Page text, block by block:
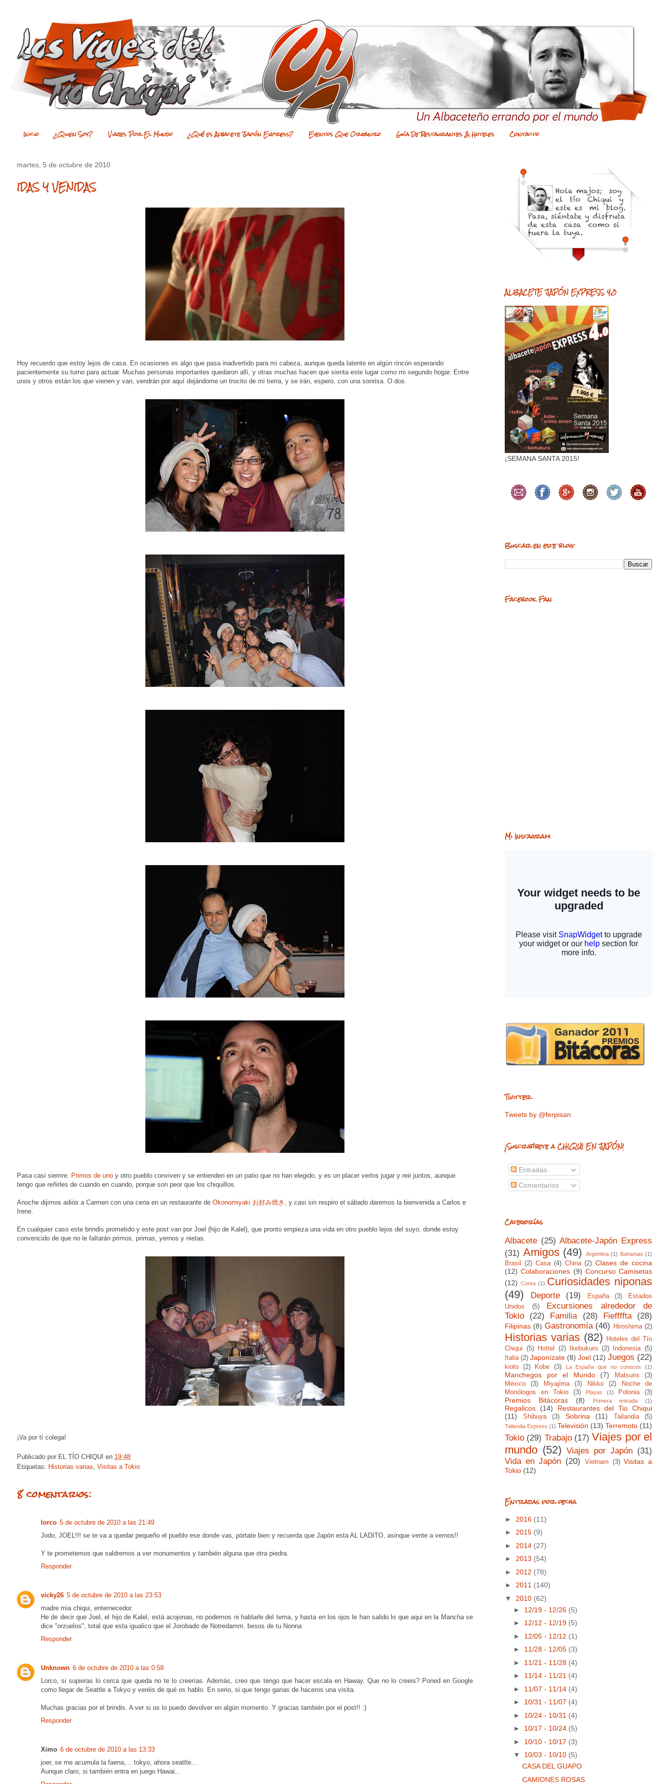
Inicio ¿Quien Soy? Viajes Por El Mundo ¿Qué es Albacete Japón Express? Eventos Que Organizo Guía De Restaurantes & Hoteles Contacto
martes, 5 de octubre de 2010
IDAS Y VENIDAS
Hoy recuerdo que estoy lejos de casa. En ocasiones es algo que pasa inadvertido para mi cabeza, aunque queda latente en algún rincón esperando
pacientemente su turno para actuar. Muchas personas importantes quedaron allí, y otras muchas hacen que sienta este lugar como mi segundo hogar. Entre
unos y otros están los que vienen y van, vendrán por aquí dejándome un trocito de mi tierra, y se irán, espero, con una sonrisa. O dos.
Pasa casi siemre. Primos de uno y otro pueblo conviven y se entienden en un patio que no han elegido, y es un placer verlos jugar y reir juntos, aunque
tengo que reñirles de cuando en cuando, porque son peor que los chiquillos.
Anoche dijimos adiós a Carmen con una cena en un restaurante de Okonomiyaki お好み焼き , y casi sin respiro el sábado daremos la bienvenida a Carlos e
Irene.
En cualquier caso este brindis prometido y este post van por Joel (hijo de Kalel), que pronto empieza una vida en otro pueblo lejos del suyo, donde estoy
convencido de que no le faltarán primos, primas, yernos y nietas.
¡Va por tí colega!
Publicado por EL TÍO CHIQUI en 19:48
Etiquetas: Historias varias Visitas a Tokio
8 comentarios:
lorco 5 de octubre de 2010 a las 21:49
Jodo, JOEL!!! se te va a quedar pequeño el pueblo ese donde vas, pórtate bien y recuerda que Japón esta AL LADITO, asinque vente a vernos!!
Y te prometemos que saldremos a ver monumentos y también alguna que otra piedra.
Responder
vicky26 5 de octubre de 2010 a las 23:53
madre mia chiqui, enternecedor.
He de decir que Joel, el hijo de Kalel, está acojonao, no podemos ni hablarle del tema, y hasta en los ojos le han salido lo que aqui en la Mancha se
dice "orzuelos", total que esta igualico que el Jorobado de Notredamm. besos de tu Nonna
Responder
Unknown 6 de octubre de 2010 a las 0:58
Lorco, si supieras lo cerca que queda no te lo creerías. Además, creo que tengo que hacer escala en Haway. Que no lo creeis? Poned en Google
como llegar de Seattle a Tokyo y veréis de qué os hablo. En serio, si que tengo ganas de haceros una visita.
Muchas gracias por el brindis. A ver si os lo puedo devolver en algún momento. Y gracias también por el post!! :)
Responder
Ximo 6 de octubre de 2010 a las 13:33
joer, se me acumula la faena,... tokyo, ahora seattle...
Aunque claro, si también entra en juego Hawai...
ALBACETE JAPÓN EXPRESS 4.0
¡SEMANA SANTA 2015!
Buscar en este blog
Facebook Fan
Mi Instagram
Twitter
Tweets by @ferpisan
¡Suscribíbete a CHIQUI EN JAPÓN!
Entradas
Comentarios
Categorías
Albacete (25) Albacete-Japón Express
(31) Amigos (49) Argentina (1) Bahamas (1)
Brasil (2) Casa (4) China (2) Clases de cocina
(12) Colaboraciones (9) Concurso Camisetas
(12) Corea (1) Curiosidades niponas
(49)
Deporte (19) España (3)
Estados
Unidos
(5)
Excursiones alrededor de
Tokio
(22) Familia (28) Fieffffta (28)
Filipinas (8) Gastronomía (46) Hiroshima (2)
Historias varias (82)
Hoteles del Tío
Chiqui
(5) Hottel (2) Ikebukuro (2) Indonesia (5)
Italia (2) Japonízate (8) Joel (12) Juegos (22)
kioto (2) Kobe (3) La España que no conoces (1)
Manchegos por el Mundo (7) Matsuris
(3)
México
(3) Miyajima (3) Nikko (2)
Noche de
Monólogos en Tokio
(3) Playas (1) Polonia (3)
Premios Bitácoras (8) Primera entrada (1)
Regalicos (14)
Restaurantes del Tio Chiqui
(11)
Shibuya (3) Sobrina (11) Tailandia (5)
Tailandia Express (1) Televisión (13) Terremoto (11)
Tokio (29) Trabajo (17) Viajes por el
mundo (52) Viajes por Japón (31)
Vida en Japón (20) Vietnam (3) Visitas a
Tokio (12)
Entradas por fecha
► 2016 (11)
► 2015 (9)
► 2014 (27)
► 2013 (54)
► 2012 (78)
► 2011 (140)
▼ 2010 (62)
► 12/19 - 12/26 (5)
► 12/12 - 12/19 (5)
► 12/05 - 12/12 (1)
► 11/28 - 12/05 (3)
► 11/21 - 11/28 (4)
► 11/14 - 11/21 (4)
► 11/07 - 11/14 (4)
► 10/31 - 11/07 (4)
► 10/24 - 10/31 (4)
► 10/17 - 10/24 (5)
► 10/10 - 10/17 (3)
▼ 10/03 - 10/10 (5)
CASA DEL GUAPO
CAMIONES ROSAS